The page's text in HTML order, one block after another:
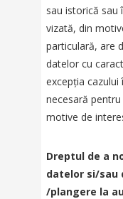
sau istorică sau
vizată, din
particulară, are
datelor cu
excepția cazului
necesară
motive de
Dreptul de a
datelor si/sau
/plangere la